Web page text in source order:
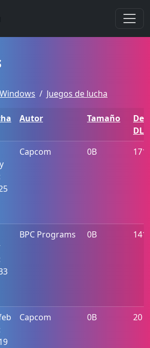
Windows Juegos de lucha
Autor Tamaño
De
DL
Capcom 0B 171
BPC Programs 0B
Capcom 0B 20